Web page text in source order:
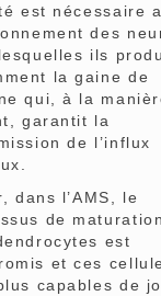
est nécessaire
des
ils
la gaine de
qui, à la
garantit la
de l’influx
l’AMS, le
de
est
et ces
capables de